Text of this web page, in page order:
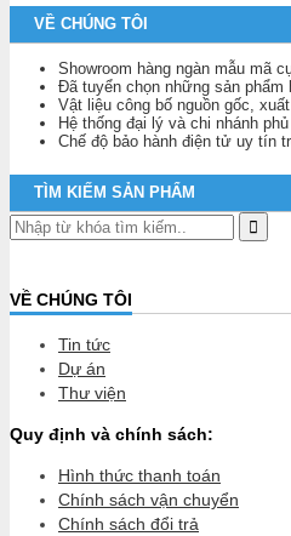
VỀ CHÚNG TÔI
Showroom hàng ngàn mẫu mã
Đã tuyển chọn những sản phẩm
Vật liệu công bố nguồn gốc,
Hệ thống đại lý và chi nhánh
Chế độ bảo hành điện tử uy tín
TÌM KIẾM SẢN PHẨM
VỀ CHÚNG TÔI
Tin tức
Dự án
Thư viện
Quy định và chính sách:
Hình thức thanh toán
Chính sách vận chuyển
Chính sách đổi trả